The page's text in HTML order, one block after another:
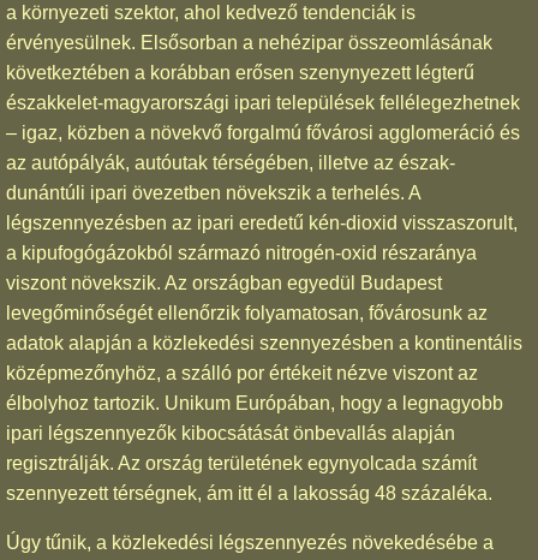
a környezeti szektor, ahol kedvező tendenciák is
érvényesülnek. Elsősorban a nehézipar összeomlásának
következtében a korábban erősen szenynyezett légterű
északkelet-magyarországi ipari települések fellélegezhetnek
– igaz, közben a növekvő forgalmú fővárosi agglomeráció és
az autópályák, autóutak térségében, illetve az észak-
dunántúli ipari övezetben növekszik a terhelés. A
légszennyezésben az ipari eredetű kén-dioxid visszaszorult,
a kipufogógázokból származó nitrogén-oxid részaránya
viszont növekszik. Az országban egyedül Budapest
levegőminőségét ellenőrzik folyamatosan, fővárosunk az
adatok alapján a közlekedési szennyezésben a kontinentális
középmezőnyhöz, a szálló por értékeit nézve viszont az
élbolyhoz tartozik. Unikum Európában, hogy a legnagyobb
ipari légszennyezők kibocsátását önbevallás alapján
regisztrálják. Az ország területének egynyolcada számít
szennyezett térségnek, ám itt él a lakosság 48 százaléka.
Úgy tűnik, a közlekedési légszennyezés növekedésébe a